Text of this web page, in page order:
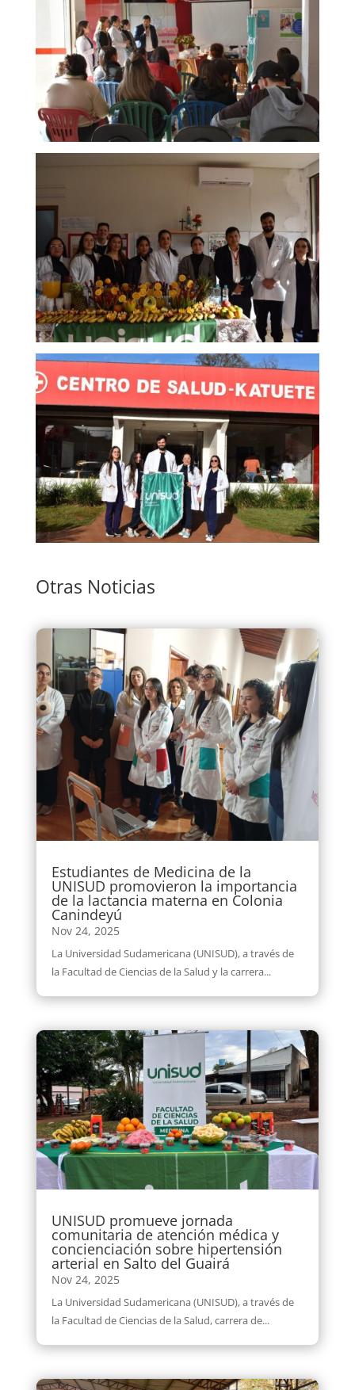
Otras Noticias
Estudiantes de Medicina de la
UNISUD promovieron la importancia
de la lactancia materna en Colonia
Canindeyú
Nov 24, 2025
La Universidad Sudamericana (UNISUD), a través de
la Facultad de Ciencias de la Salud y la carrera...
UNISUD promueve jornada
comunitaria de atención médica y
concienciación sobre hipertensión
arterial en Salto del Guairá
Nov 24, 2025
La Universidad Sudamericana (UNISUD), a través de
la Facultad de Ciencias de la Salud, carrera de...